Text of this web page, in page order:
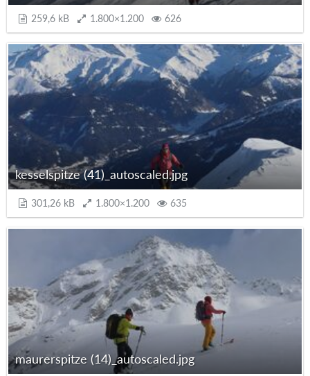
259,6 kB 1.800×1.200 626
kesselspitze (41)_autoscaled.jpg
301,26 kB 1.800×1.200 635
maurerspitze (14)_autoscaled.jpg